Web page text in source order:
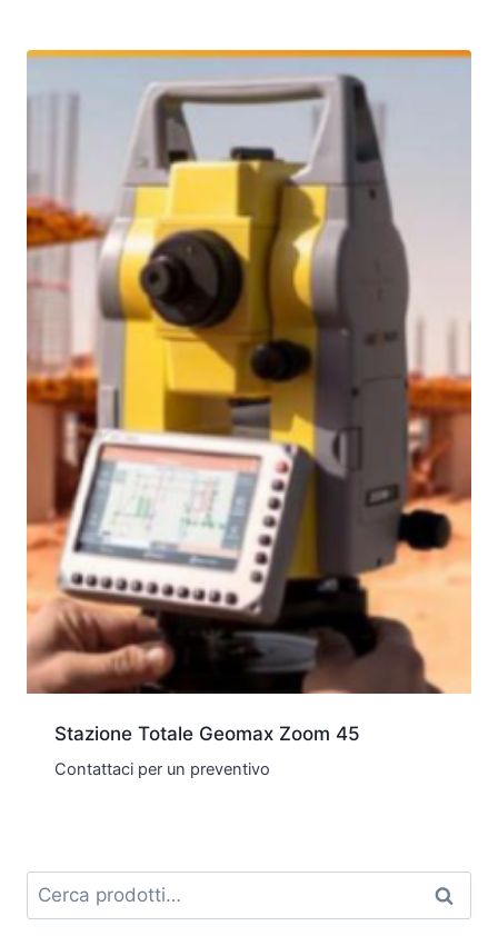
Stazione Totale Geomax Zoom 45
Contattaci per un preventivo
Cerca: Cerca